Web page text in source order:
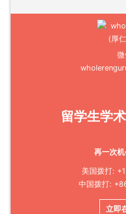
留学生学
再一次
美国拨打:
中国拨打:
立即